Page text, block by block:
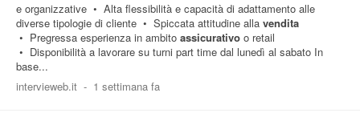
e organizzative • Alta flessibilità e capacità di adattamento alle
diverse tipologie di cliente • Spiccata attitudine alla vendita
• Pregressa esperienza in ambito assicurativo o retail
• Disponibilità a lavorare su turni part time dal lunedì al sabato In
base...
intervieweb.it - 1 settimana fa